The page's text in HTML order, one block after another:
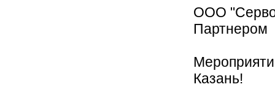
ООО
Партнером
Казань!